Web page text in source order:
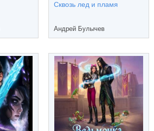
Сквозь лед и пламя
Андрей Булычев